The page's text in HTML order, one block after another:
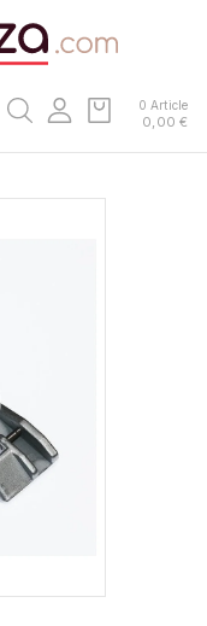
0 Article
0,00 €